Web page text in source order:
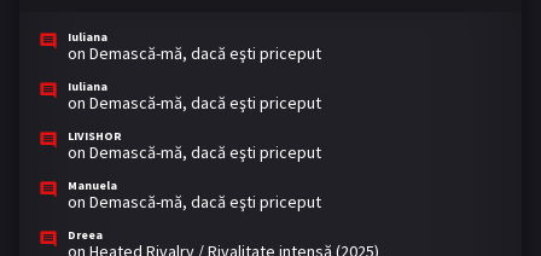
Iuliana
on Demască-mă, dacă eşti priceput
Iuliana
on Demască-mă, dacă eşti priceput
LIVISHOR
on Demască-mă, dacă eşti priceput
Manuela
on Demască-mă, dacă eşti priceput
Dreea
on Heated Rivalry / Rivalitate intensă (2025)